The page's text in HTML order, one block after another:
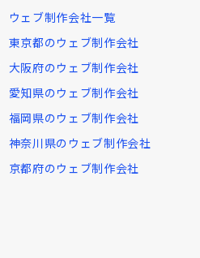
ウェブ制作会社一覧
東京都のウェブ制作会社
大阪府のウェブ制作会社
愛知県のウェブ制作会社
福岡県のウェブ制作会社
神奈川県のウェブ制作会社
京都府のウェブ制作会社